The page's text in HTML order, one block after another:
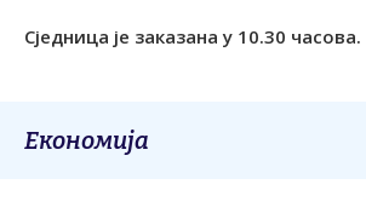
Сједница је заказана у 10.30 часова.
Економија